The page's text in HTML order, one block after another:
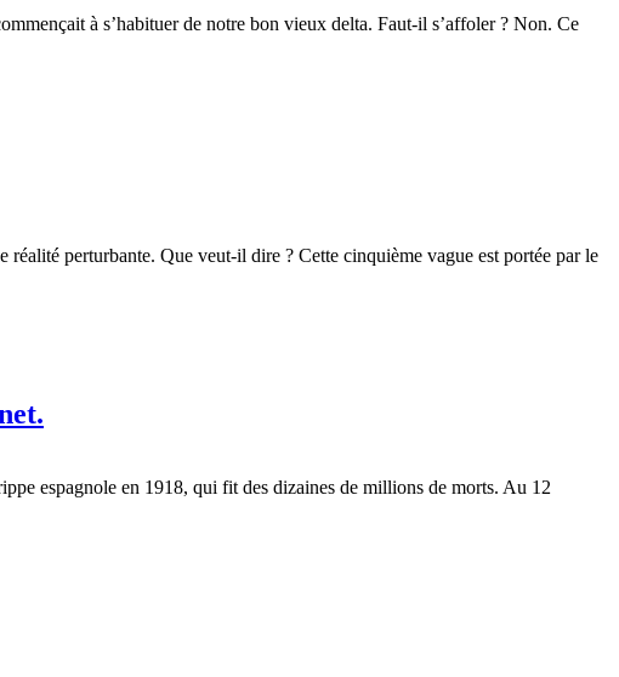
à s’habituer de notre bon vieux delta. Faut-il s’affoler ? Non. Ce
perturbante. Que veut-il dire ? Cette cinquième vague est portée par le
espagnole en 1918, qui fit des dizaines de millions de morts. Au 12